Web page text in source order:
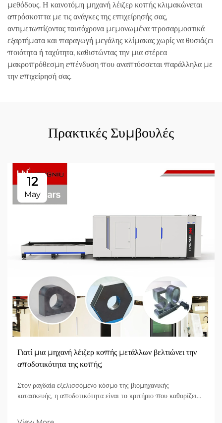
μεθόδους. Η καινοτόμη μηχανή λέιζερ κοπής κλιμακώνεται
απρόσκοπτα με τις ανάγκες της επιχείρησής σας,
αντιμετωπίζοντας ταυτόχρονα μεμονωμένα προσαρμοστικά
εξαρτήματα και παραγωγή μεγάλης κλίμακας χωρίς να θυσιάζει
ποιότητα ή ταχύτητα, καθιστώντας την μια στέρεα
μακροπρόθεσμη επένδυση που αναπτύσσεται παράλληλα με
την επιχείρησή σας.
Πρακτικές Συμβουλές
12
May
Γιατί μια μηχανή λέιζερ κοπής μετάλλων βελτιώνει την
αποδοτικότητα της κοπής;
Στον ραγδαία εξελισσόμενο κόσμο της βιομηχανικής
κατασκευής, η αποδοτικότητα είναι το κριτήριο που καθορίζει